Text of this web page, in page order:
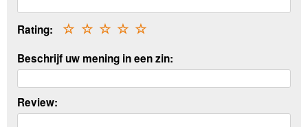
Rating: ☆
☆
☆
☆
☆
Beschrijf uw mening in een zin:
Review: